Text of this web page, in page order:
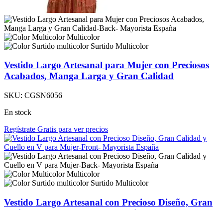
Multicolor
Surtido Multicolor
Vestido Largo Artesanal para Mujer con Preciosos
Acabados, Manga Larga y Gran Calidad
SKU: CGSN6056
En stock
Regístrate Gratis para ver precios
Multicolor
Surtido Multicolor
Vestido Largo Artesanal con Precioso Diseño, Gran